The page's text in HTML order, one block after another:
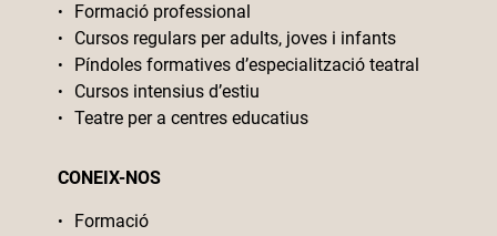
Formació professional
Cursos regulars per adults, joves i infants
Píndoles formatives d’especialització teatral
Cursos intensius d’estiu
Teatre per a centres educatius
CONEIX-NOS
Formació